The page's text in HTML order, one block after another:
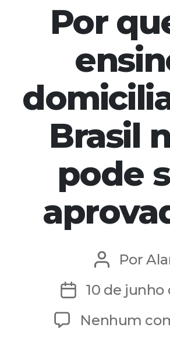
Por
Brasil
pode
Autor
do
post
Por
Data
de
10 de junho
Nenhum